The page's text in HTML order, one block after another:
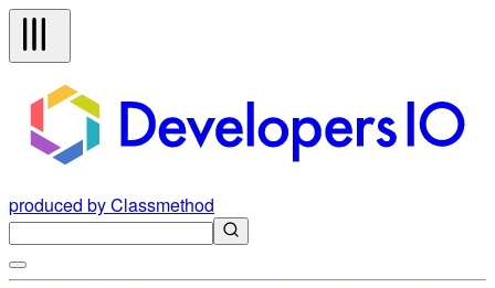
produced by Classmethod